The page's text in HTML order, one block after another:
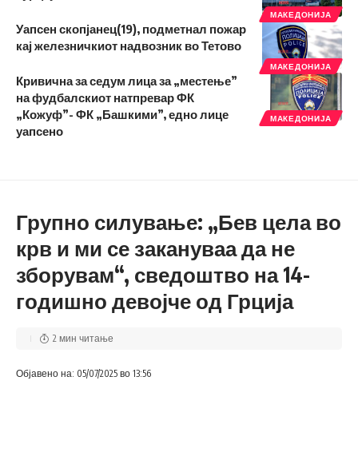
МАКЕДОНИЈА
МАКЕДОНИЈА
Уапсен скопјанец(19), подметнал пожар
кај железничкиот надвозник во Тетово
МАКЕДОНИЈА
Кривична за седум лица за „местење”
на фудбалскиот натпревар ФК
„Кожуф”- ФК „Башкими”, едно лице
уапсено
Групно силување: „Бев цела во
крв и ми се закануваа да не
зборувам“, сведоштво на 14-
годишно девојче од Грција
Објавено на: 05/07/2025 во 13:56
2 мин читање